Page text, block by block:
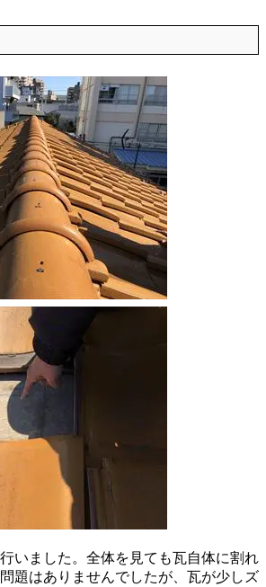
いました。全体を見ても瓦自体に割れ
題はありませんでしたが、瓦が少しズ